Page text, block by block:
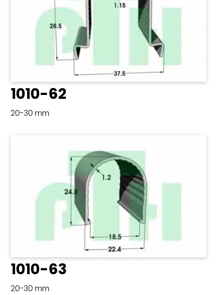
1010-62
20-30 mm
1010-63
20-30 mm